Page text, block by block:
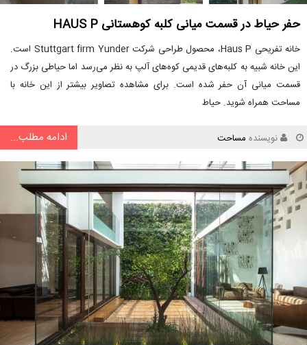
حفر حیاط در قسمت میانی کلبه کوهستانی HAUS P
خانه تفریحی Haus P، محصول طراحی شرکت Stuttgart firm Yunder است.
این خانه شبیه به کلبه‌های قدیمی کوه‌های آلپ به نظر می‌رسد اما حیاطی بزرگ در
قسمت میانی آن حفر شده است. برای مشاهده تصاویر بیشتر از این خانه با
مساحت همراه شوید. حیاط
نویسنده مساحت ادامه مطلب...